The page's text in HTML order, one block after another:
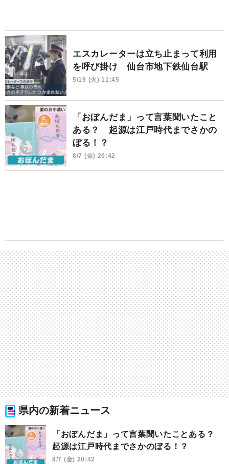
エスカレーターは立ち止まって利用
を呼び掛け 仙台市地下鉄仙台駅
5/19 (火) 11:45
「おぼんだま」って言葉聞いたこと
ある？ 起源は江戸時代までさかの
ぼる！？
8/7 (金) 20:42
県内の新着ニュース
「おぼんだま」って言葉聞いたことある？
起源は江戸時代までさかのぼる！？
8/7 (金) 20:42